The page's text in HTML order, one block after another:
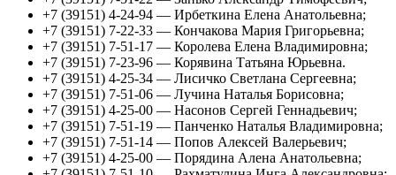
+7 (39151) 4-24-94 — Ирбеткина Елена Анатольевна;
+7 (39151) 7-22-33 — Кончакова Мария Григорьевна;
+7 (39151) 7-51-17 — Королева Елена Владимировна;
+7 (39151) 7-23-96 — Корявина Татьяна Юрьевна.
+7 (39151) 4-25-34 — Лисичко Светлана Сергеевна;
+7 (39151) 7-51-06 — Лучина Наталья Борисовна;
+7 (39151) 4-25-00 — Насонов Сергей Геннадьевич;
+7 (39151) 7-51-19 — Панченко Наталья Владимировна;
+7 (39151) 7-51-14 — Попов Алексей Валерьевич;
+7 (39151) 4-25-00 — Порядина Алена Анатольевна;